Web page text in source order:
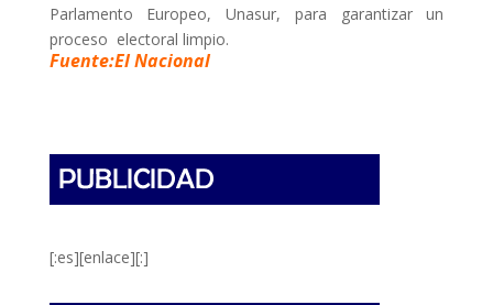
Parlamento Europeo, Unasur, para garantizar un
proceso electoral limpio.
Fuente:El Nacional
[:es][enlace][:]